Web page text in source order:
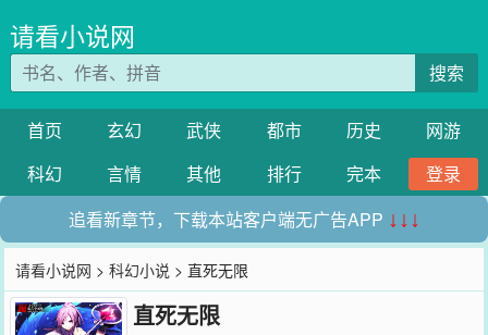
请看小说网
搜索
首页 玄幻 武侠 都市 历史
网游
科幻
言情 其他 排行 完本
登录
追看新章节，下载本站客户端无广告APP ↓↓↓
请看小说网 >科幻小说 > 直死无限
直死无限